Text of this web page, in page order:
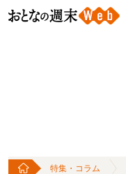
特集・コラム